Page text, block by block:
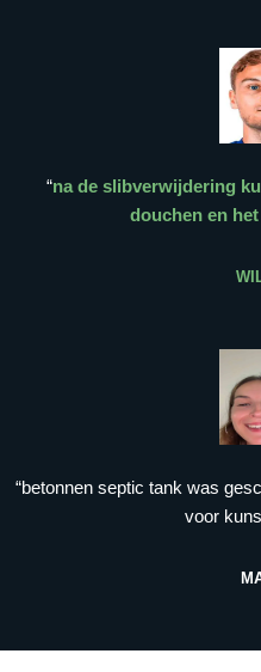
“na de slibverwijdering
douchen en
“betonnen septic tank was
voor